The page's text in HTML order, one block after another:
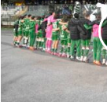
convocati
di
Biancolino:
prima
chiamata
per